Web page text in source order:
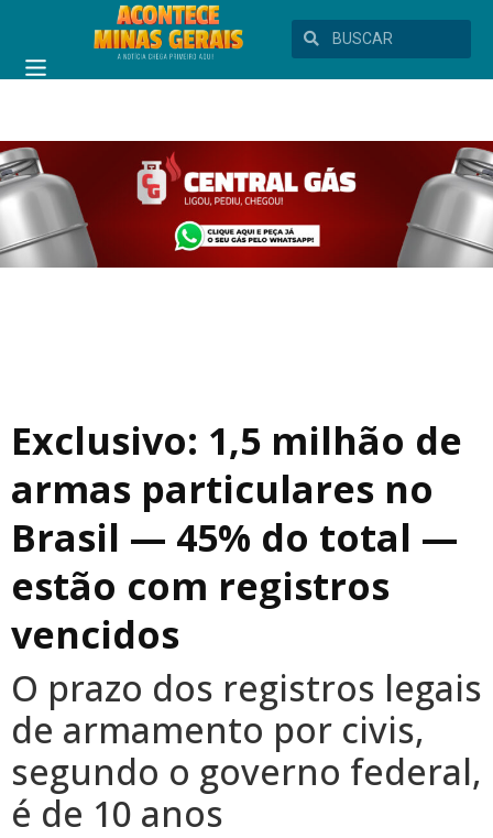
Exclusivo: 1,5 milhão de
armas particulares no
Brasil — 45% do total —
estão com registros
vencidos
O prazo dos registros legais
de armamento por civis,
segundo o governo federal,
é de 10 anos